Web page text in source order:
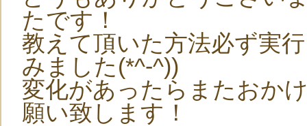
たです！
教えて頂いた方法必ず実
みました(*^-^))
変化があったらまたおか
願い致します！